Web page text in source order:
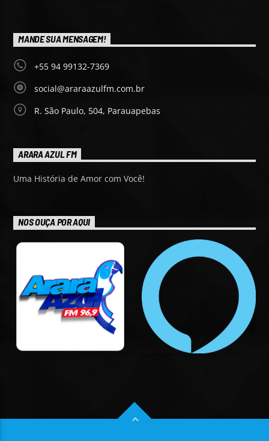
MANDE SUA MENSAGEM!
+55 94 99132-7369
social@araraazulfm.com.br
R. São Paulo, 504, Parauapebas
ARARA AZUL FM
Uma História de Amor com Você!
NOS OUÇA POR AQUI